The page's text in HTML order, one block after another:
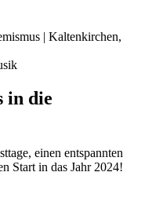
| Kaltenkirchen,
in die
einen entspannten
Start in das Jahr 2024!